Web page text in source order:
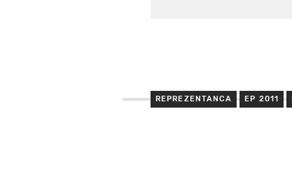
REPREZENTANCA EP 2011